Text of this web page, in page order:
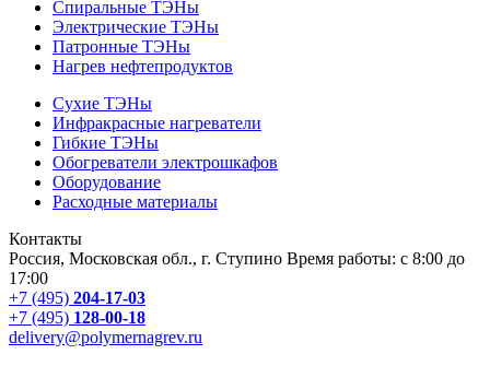
Спиральные ТЭНы
Электрические ТЭНы
Патронные ТЭНы
Нагрев нефтепродуктов
Сухие ТЭНы
Инфракрасные нагреватели
Гибкие ТЭНы
Обогреватели электрошкафов
Оборудование
Расходные материалы
Контакты
Россия, Московская обл., г. Ступино Время работы: с 8:00 до
17:00
+7 (495) 204-17-03
+7 (495) 128-00-18
delivery@polymernagrev.ru